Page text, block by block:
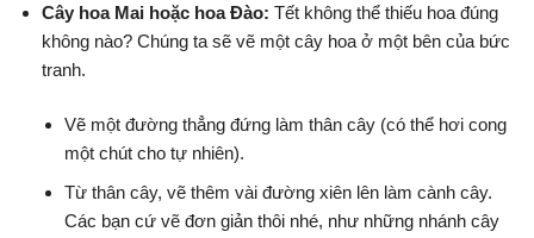
Cây hoa Mai hoặc hoa Đào: Tết không thể thiếu hoa đúng
không nào? Chúng ta sẽ vẽ một cây hoa ở một bên của bức
tranh.
Vẽ một đường thẳng đứng làm thân cây (có thể hơi cong
một chút cho tự nhiên).
Từ thân cây, vẽ thêm vài đường xiên lên làm cành cây.
Các bạn cứ vẽ đơn giản thôi nhé, như những nhánh cây